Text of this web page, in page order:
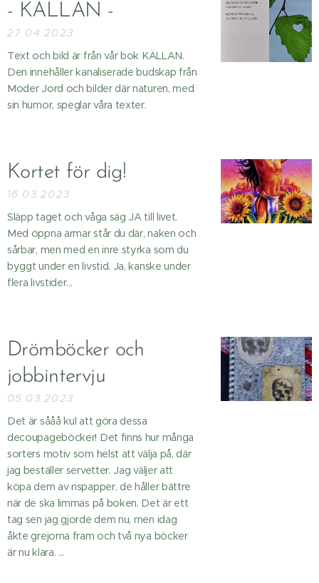
- KÄLLAN -
27.04.2023
Text och bild är från vår bok KÄLLAN.
Den innehåller kanaliserade budskap från
Moder Jord och bilder där naturen, med
sin humor, speglar våra texter.
Kortet för dig!
16.03.2023
Släpp taget och våga säg JA till livet.
Med öppna armar står du där, naken och
sårbar, men med en inre styrka som du
byggt under en livstid. Ja, kanske under
flera livstider...
Drömböcker och
jobbintervju
05.03.2023
Det är sååå kul att göra dessa
decoupageböcker! Det finns hur många
sorters motiv som helst att välja på, där
jag beställer servetter. Jag väljer att
köpa dem av rispapper, de håller bättre
när de ska limmas på boken. Det är ett
tag sen jag gjorde dem nu, men idag
åkte grejorna fram och två nya böcker
är nu klara. ...